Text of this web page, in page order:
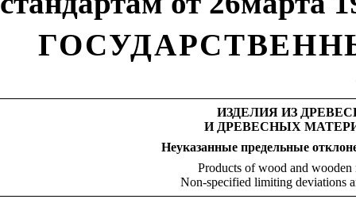
ГОСУДАРСТВЕН
ИЗДЕЛИЯ ИЗ
И ДРЕВЕСНЫХ
Неуказанные предельные
Products ofwood and wooden
Non-specified limiting deviations